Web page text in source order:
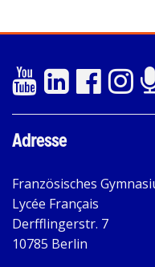
Adresse
Französisches
Lycée Français
Derfflingerstr. 7
10785 Berlin